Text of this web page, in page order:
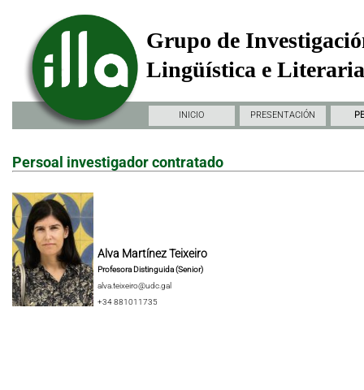
Grupo de
Lingüística e
INICIO PRESENTACIÓN
Persoal investigador contratado
Alva Martínez Teixeiro
Profesora Distinguida (Senior)
alva.teixeiro@udc.gal
+34 881011735